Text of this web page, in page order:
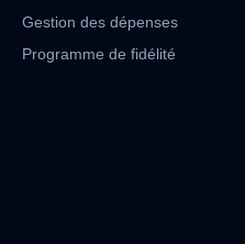
Gestion des dépenses
Programme de fidélité